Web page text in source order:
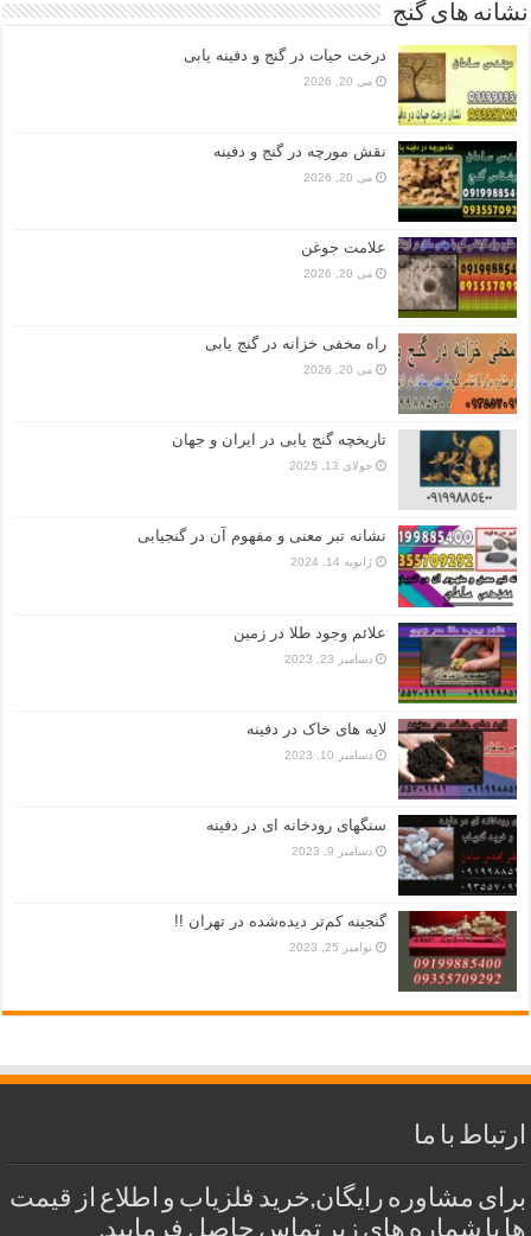
نشانه های گنج
درخت حیات در گنج و دفینه یابی
می 20, 2026
نقش مورچه در گنج و دفینه
می 20, 2026
علامت جوغن
می 20, 2026
راه مخفی خزانه در گنج یابی
می 20, 2026
تاریخچه گنج‌ یابی در ایران و جهان
جولای 13, 2025
نشانه تبر معنی و مفهوم آن در گنجیابی
ژانویه 14, 2024
علائم وجود طلا در زمین
دسامبر 23, 2023
لایه های خاک در دفینه
دسامبر 10, 2023
سنگهای رودخانه ای در دفینه
دسامبر 9, 2023
گنجینه کم‌تر دیده‌شده در تهران !!
نوامبر 25, 2023
ارتباط با ما
برای مشاوره رایگان,خرید فلزیاب و اطلاع از قیمت